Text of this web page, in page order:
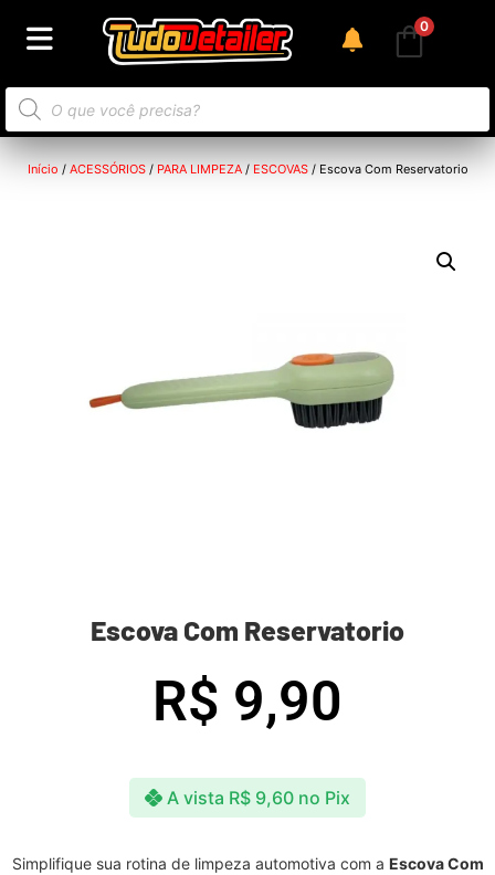
0
Início / ACESSÓRIOS/ PARA LIMPEZA/ ESCOVAS/ Escova Com Reservatorio
Escova Com Reservatorio
R$ 9,90
A vista R$ 9,60 no Pix
Simplifique sua rotina de limpeza automotiva com a Escova Com